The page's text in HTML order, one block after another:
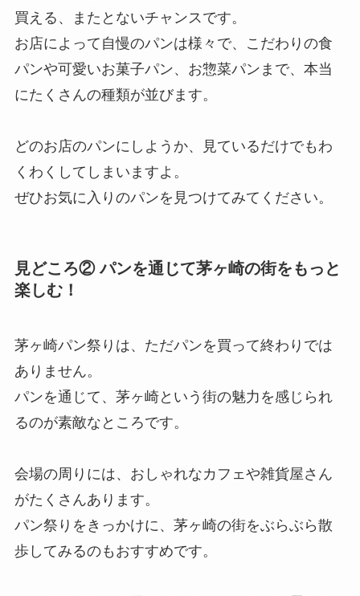
買える、またとないチャンスです。
お店によって自慢のパンは様々で、こだわりの食
パンや可愛いお菓子パン、お惣菜パンまで、本当
にたくさんの種類が並びます。
どのお店のパンにしようか、見ているだけでもわ
くわくしてしまいますよ。
ぜひお気に入りのパンを見つけてみてください。
見どころ② パンを通じて茅ヶ崎の街をもっと
楽しむ！
茅ヶ崎パン祭りは、ただパンを買って終わりでは
ありません。
パンを通じて、茅ヶ崎という街の魅力を感じられ
るのが素敵なところです。
会場の周りには、おしゃれなカフェや雑貨屋さん
がたくさんあります。
パン祭りをきっかけに、茅ヶ崎の街をぶらぶら散
歩してみるのもおすすめです。